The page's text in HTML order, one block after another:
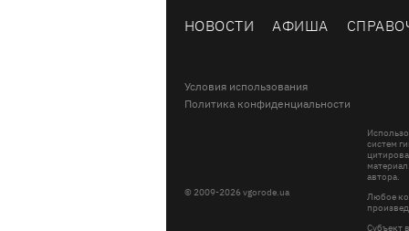
НОВОСТИ АФИША
Условия использования
Политика конфиденциальности
© 2009-2026 vgorode.ua
систем
автора.
Любое
Субъект